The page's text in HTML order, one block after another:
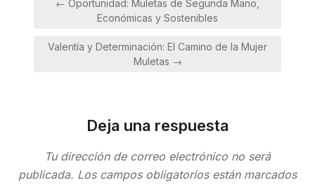
← Oportunidad: Muletas de Segunda Mano,
Económicas y Sostenibles
Valentía y Determinación: El Camino de la Mujer
Muletas →
Deja una respuesta
Tu dirección de correo electrónico no será
publicada. Los campos obligatorios están marcados